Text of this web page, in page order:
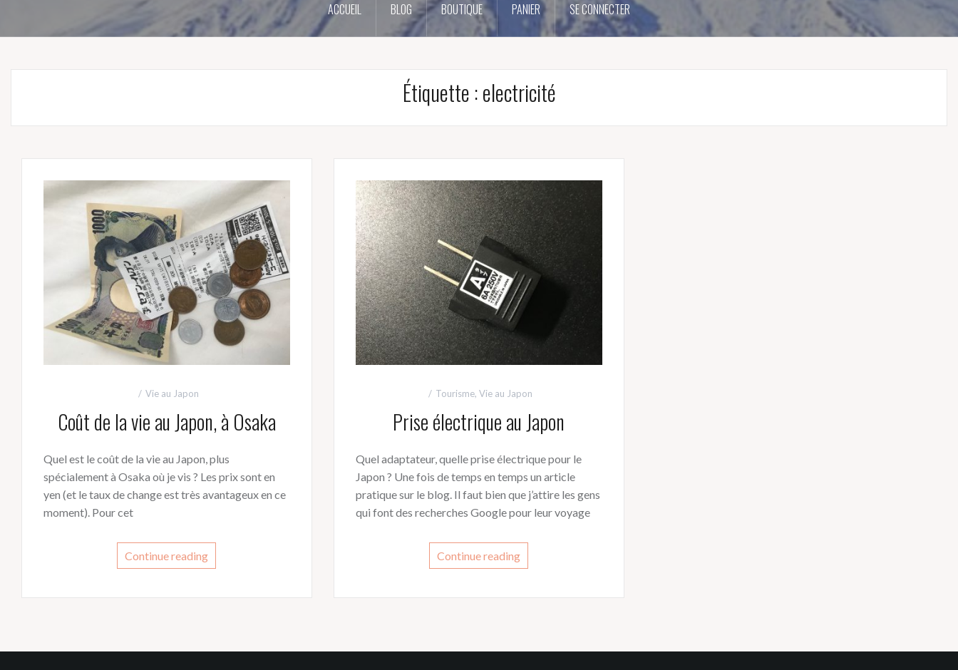
ACCUEIL BLOG BOUTIQUE PANIER SE CONNECTER
Étiquette :electricité
Vie au Japon
Coût de la vie au Japon, à Osaka
Quel est le coût de la vie au Japon, plus
spécialement à Osaka où je vis ? Les prix sont en
yen (et le taux de change est très avantageux en ce
moment). Pour cet
Continue reading
Tourisme,Vie au Japon
Prise électrique au Japon
Quel adaptateur, quelle prise électrique pour le
Japon ? Une fois de temps en temps un article
pratique sur le blog. Il faut bien que j’attire les gens
qui font des recherches Google pour leur voyage
Continue reading